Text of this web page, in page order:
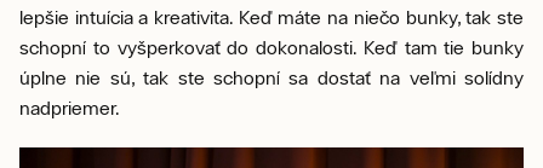
lepšie intuícia a kreativita. Keď máte na niečo bunky, tak ste
schopní to vyšperkovať do dokonalosti. Keď tam tie bunky
úplne nie sú, tak ste schopní sa dostať na veľmi solídny
nadpriemer.